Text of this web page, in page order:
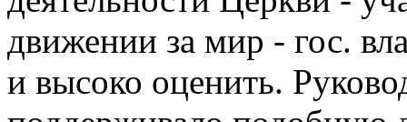
движении за мир - гос.
и высоко оценить.